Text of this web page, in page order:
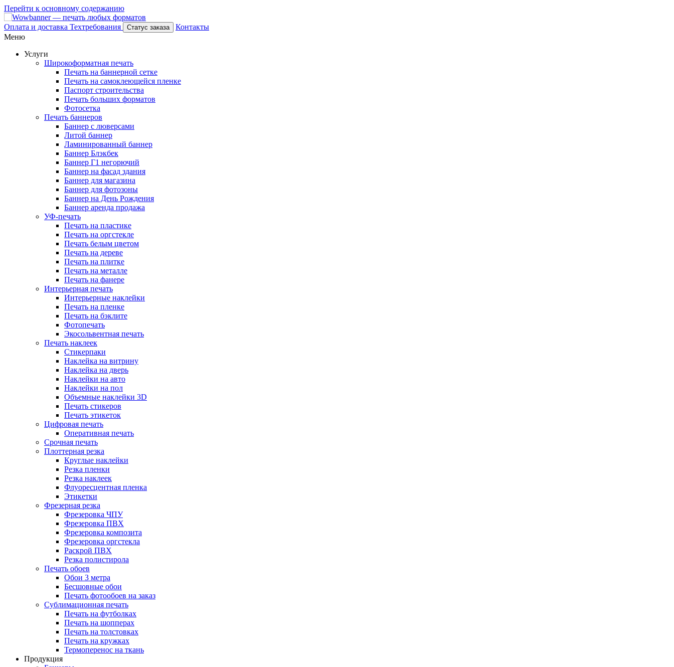
Перейти к основному содержанию
Оплата и доставка Техтребования Статус заказа
Контакты
Меню
Услуги
Широкоформатная печать
Печать на баннерной сетке
Печать на самоклеющейся пленке
Паспорт строительства
Печать больших форматов
Фотосетка
Печать баннеров
Баннер с люверсами
Литой баннер
Ламинированный баннер
Баннер Блэкбек
Баннер Г1 негорючий
Баннер на фасад здания
Баннер для магазина
Баннер для фотозоны
Баннер на День Рождения
Баннер аренда продажа
УФ-печать
Печать на пластике
Печать на оргстекле
Печать белым цветом
Печать на дереве
Печать на плитке
Печать на металле
Печать на фанере
Интерьерная печать
Интерьерные наклейки
Печать на пленке
Печать на бэклите
Фотопечать
Экосольвентная печать
Печать наклеек
Стикерпаки
Наклейка на витрину
Наклейка на дверь
Наклейки на авто
Наклейки на пол
Объемные наклейки 3D
Печать стикеров
Печать этикеток
Цифровая печать
Оперативная печать
Срочная печать
Плоттерная резка
Круглые наклейки
Резка пленки
Резка наклеек
Флуоресцентная пленка
Этикетки
Фрезерная резка
Фрезеровка ЧПУ
Фрезеровка ПВХ
Фрезеровка композита
Фрезеровка оргстекла
Раскрой ПВХ
Резка полистирола
Печать обоев
Обои 3 метра
Бесшовные обои
Печать фотообоев на заказ
Сублимационная печать
Печать на футболках
Печать на шопперах
Печать на толстовках
Печать на кружках
Термоперенос на ткань
Продукция